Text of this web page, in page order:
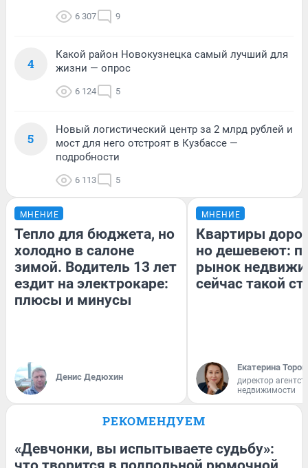
6 307 9
4
Какой район Новокузнецка самый лучший для
жизни — опрос
6 124 5
5
Новый логистический центр за 2 млрд рублей и
мост для него отстроят в Кузбассе —
подробности
6 113 5
МНЕНИЕ
Тепло для бюджета, но
холодно в салоне
зимой. Водитель 13 лет
ездит на электрокаре:
плюсы и минусы
Денис Дедюхин
МНЕНИЕ
Квартиры
но дешевеют:
рынок
сейчас такой
Екатерина
директор
недвижимости
РЕКОМЕНДУЕМ
«Девчонки, вы испытываете судьбу»: